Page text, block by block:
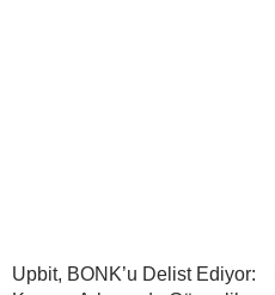
Upbit, BONK’u Delist Ediyor: